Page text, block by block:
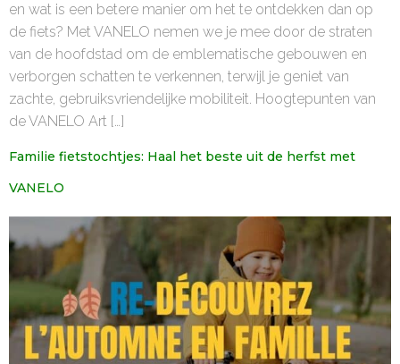
en wat is een betere manier om het te ontdekken dan op
de fiets? Met VANELO nemen we je mee door de straten
van de hoofdstad om de emblematische gebouwen en
verborgen schatten te verkennen, terwijl je geniet van
zachte, gebruiksvriendelijke mobiliteit. Hoogtepunten van
de VANELO Art […]
Familie fietstochtjes: Haal het beste uit de herfst met
VANELO